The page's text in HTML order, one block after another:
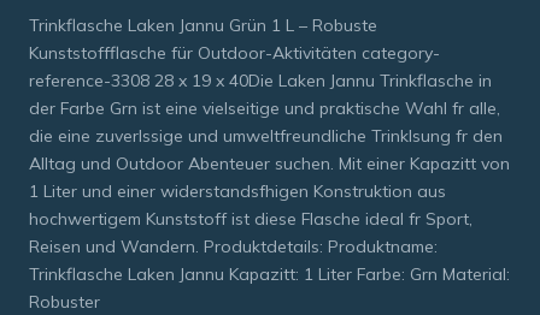
Trinkflasche Laken Jannu Grün 1 L – Robuste
Kunststoffflasche für Outdoor-Aktivitäten category-
reference-3308 28 x 19 x 40Die Laken Jannu Trinkflasche in
der Farbe Grn ist eine vielseitige und praktische Wahl fr alle,
die eine zuverlssige und umweltfreundliche Trinklsung fr den
Alltag und Outdoor Abenteuer suchen. Mit einer Kapazitt von
1 Liter und einer widerstandsfhigen Konstruktion aus
hochwertigem Kunststoff ist diese Flasche ideal fr Sport,
Reisen und Wandern. Produktdetails: Produktname:
Trinkflasche Laken Jannu Kapazitt: 1 Liter Farbe: Grn Material:
Robuster